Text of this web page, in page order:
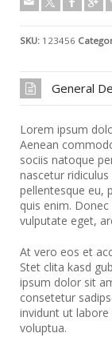
SKU: 123456
General
Lorem ipsum
Aenean
sociis natoque
nascetur
pellentesque eu,
quis enim.
vulputate eget,
At vero eos et
Stet clita kasd
ipsum dolor sit
consetetur
invidunt ut
voluptua.